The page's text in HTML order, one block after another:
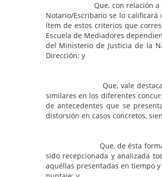
Que, con relación a otros
Notario/Escribano se lo
ítem de estos criterios que
Escuela de Mediadores
del Ministerio de Justicia de la
Dirección; y
Que, vale destacar que
similares en los diferentes
de antecedentes que se
distorsión en casos concretos,
Que, de ésta forma, se
sido recepcionada y analizada
aquéllas presentadas en tiempo